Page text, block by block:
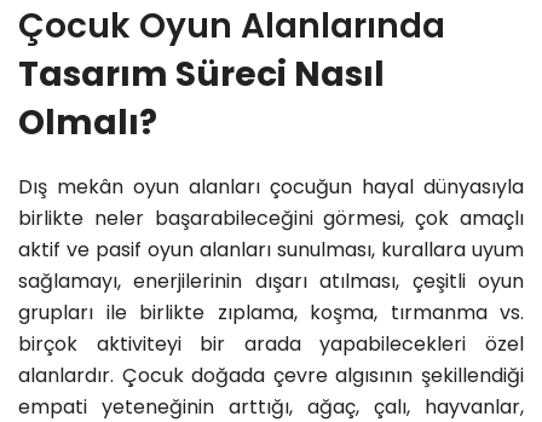
Çocuk Oyun Alanlarında
Tasarım Süreci Nasıl
Olmalı?
Dış mekân oyun alanları çocuğun hayal dünyasıyla
birlikte neler başarabileceğini görmesi, çok amaçlı
aktif ve pasif oyun alanları sunulması, kurallara uyum
sağlamayı, enerjilerinin dışarı atılması, çeşitli oyun
grupları ile birlikte zıplama, koşma, tırmanma vs.
birçok aktiviteyi bir arada yapabilecekleri özel
alanlardır. Çocuk doğada çevre algısının şekillendiği
empati yeteneğinin arttığı, ağaç, çalı, hayvanlar,